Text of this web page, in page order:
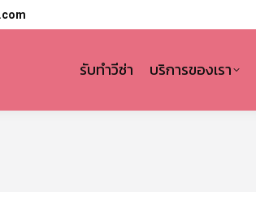
รับทำวีซ่า บริการของเรา